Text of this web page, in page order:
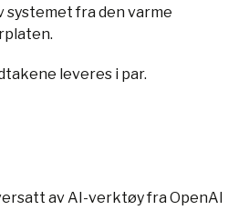
fra den varme
leveres i par.
av AI-verktøy fra OpenAI